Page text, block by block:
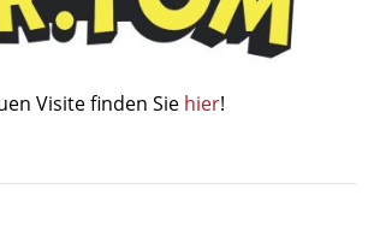
Visite finden Sie hier!